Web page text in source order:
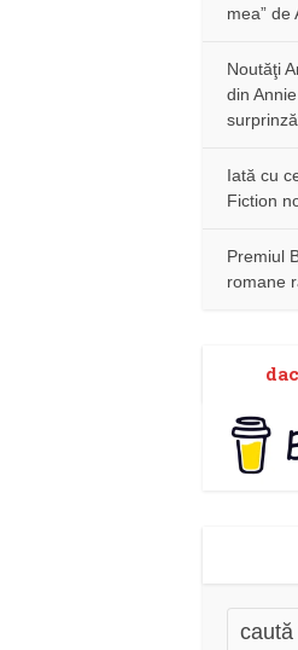
mea” de
Noutăţi
din
Iată cu
Fiction
Premiul
romane